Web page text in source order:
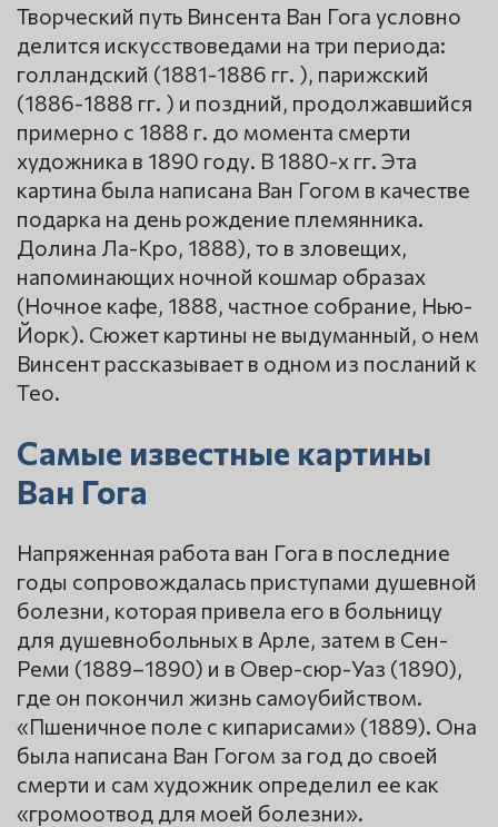
Творческий путь Винсента Ван Гога условно
делится искусствоведами на три периода:
голландский (1881-1886 гг. ), парижский
(1886-1888 гг. ) и поздний, продолжавшийся
примерно с 1888 г. до момента смерти
художника в 1890 году. В 1880-х гг. Эта
картина была написана Ван Гогом в качестве
подарка на день рождение племянника.
Долина Ла-Кро, 1888), то в зловещих,
напоминающих ночной кошмар образах
(Ночное кафе, 1888, частное собрание, Нью-
Йорк). Сюжет картины не выдуманный, о нем
Винсент рассказывает в одном из посланий к
Тео.
Самые известные картины
Ван Гога
Напряженная работа ван Гога в последние
годы сопровождалась приступами душевной
болезни, которая привела его в больницу
для душевнобольных в Арле, затем в Сен-
Реми (1889–1890) и в Овер-сюр-Уаз (1890),
где он покончил жизнь самоубийством.
«Пшеничное поле с кипарисами» (1889). Она
была написана Ван Гогом за год до своей
смерти и сам художник определил ее как
«громоотвод для моей болезни».